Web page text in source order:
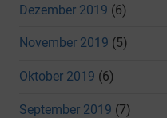
Dezember 2019 (6)
November 2019 (5)
Oktober 2019 (6)
September 2019 (7)